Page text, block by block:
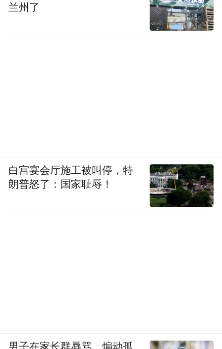
兰州了
白宫宴会厅施工被叫停，特
朗普怒了：国家耻辱！
男子在家长群辱骂、煽动孤